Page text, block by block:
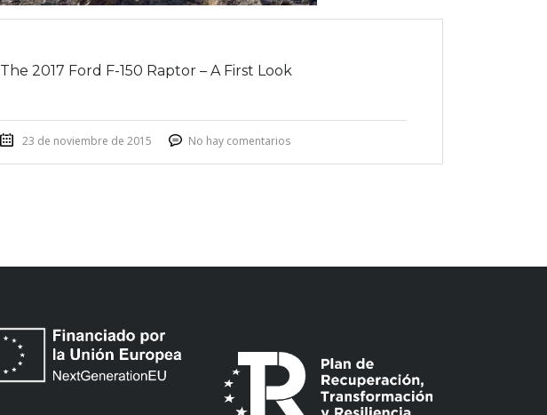
The 2017 Ford F-150 Raptor – A First Look
23 de noviembre de 2015 No hay comentarios